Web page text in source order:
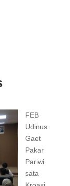
FEB
Udinus
Gaet
Pakar
Pariwi
sata